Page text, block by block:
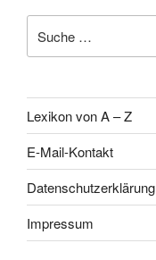
nach:
Lexikon von A – Z
E-Mail-Kontakt
Datenschutzerklärung
Impressum